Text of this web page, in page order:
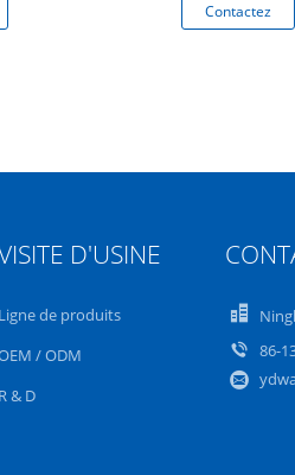
Contactez
D'USINE
Ligne de produits
/ ODM
R & D
86-